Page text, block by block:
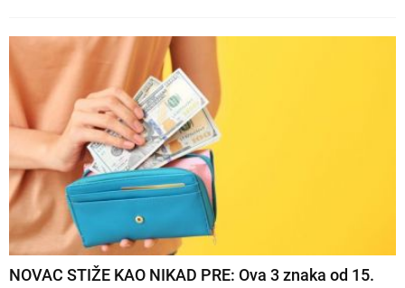
NOVAC STIŽE KAO NIKAD PRE: Ova 3 znaka od 15.